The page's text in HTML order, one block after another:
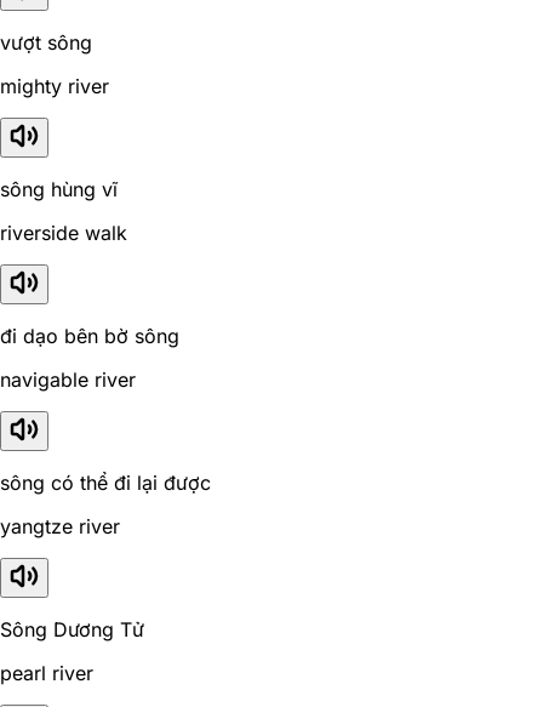
vượt sông
mighty river
sông hùng vĩ
riverside walk
đi dạo bên bờ sông
navigable river
sông có thể đi lại được
yangtze river
Sông Dương Tử
pearl river